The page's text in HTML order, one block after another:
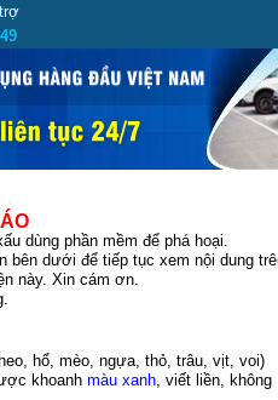
dùng phần mềm để phá hoại.
bên dưới để tiếp tục xem nội dung
này. Xin cám ơn.
hổ, mèo, ngựa, thỏ, trâu, vịt, voi)
khoanh màu xanh, viết liền, không